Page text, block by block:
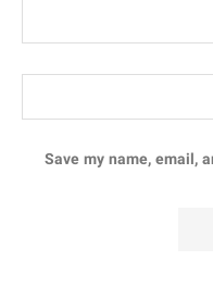
Save my name, email,